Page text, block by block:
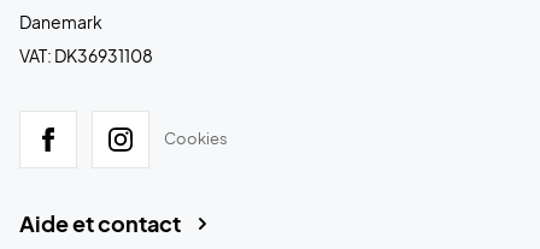
Danemark
VAT: DK36931108
Cookies
Aide et contact